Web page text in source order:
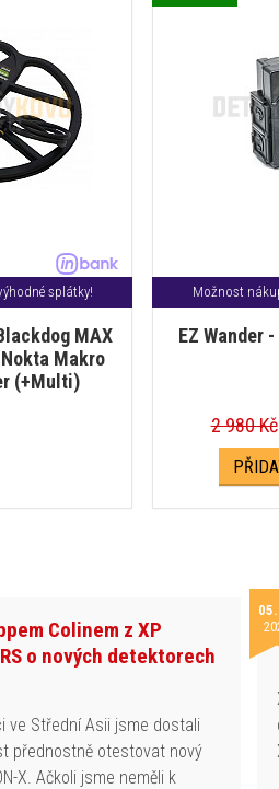
splátky!
MAX
Makro
(+Multi)
Možnost
EZ Wander
2 980 Kč
Colinem z XP
o nových detektorech
ve Střední Asii jsme dostali
přednostně otestovat nový
X. Ačkoli jsme neměli k